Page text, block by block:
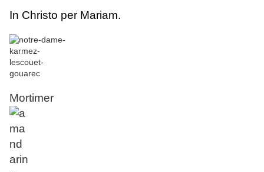
In Christo per Mariam.
Mortimer